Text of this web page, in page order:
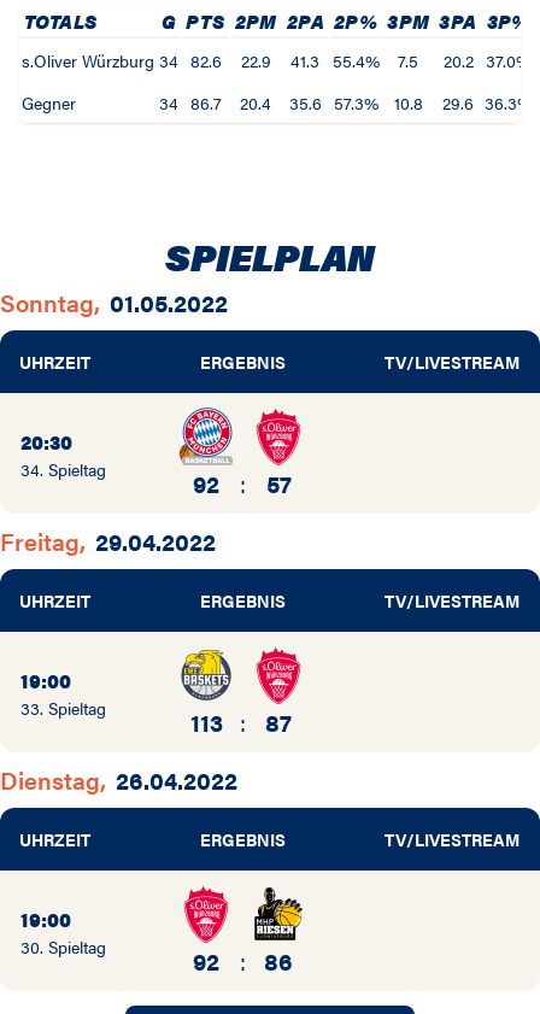
TOTALS G PTS 2PM 2PA 2P% 3PM 3PA 3P%
s.Oliver Würzburg 34 82.6 22.9 41.3 55.4% 7.5 20.2 37.0%
Gegner
34 86.7 20.4 35.6 57.3% 10.8 29.6 36.3%
SPIELPLAN
Sonntag, 01.05.2022
UHRZEIT ERGEBNIS TV/LIVESTREAM
20:30
34. Spieltag 92 :
57
Freitag, 29.04.2022
UHRZEIT ERGEBNIS TV/LIVESTREAM
19:00
33. Spieltag 113 : 87
Dienstag, 26.04.2022
UHRZEIT ERGEBNIS TV/LIVESTREAM
19:00
30. Spieltag 92 : 86